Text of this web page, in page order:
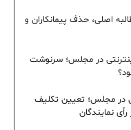
اصلی، حذف پیمانکاران و
در مجلس؛ سرنوشت
در مجلس؛ تعیین تکلیف
نمایندگان